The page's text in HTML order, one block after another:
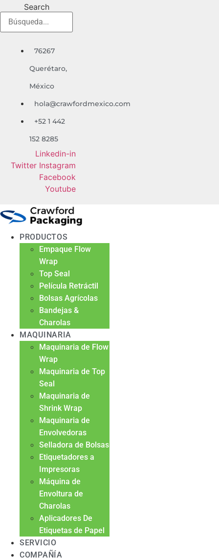
contenido
Search
76267
Querétaro,
México
hola@crawfordmexico.com
+52 1 442
152 8285
Linkedin-in
Twitter Instagram
Facebook
Youtube
PRODUCTOS
Empaque Flow
Wrap
Top Seal
Película Retráctil
Bolsas Agrícolas
Bandejas &
Charolas
MAQUINARIA
Maquinaria de Flow
Wrap
Maquinaria de Top
Seal
Maquinaria de
Shrink Wrap
Maquinaria de
Envolvedoras
Selladora de Bolsas
Etiquetadores a
Impresoras
Máquina de
Envoltura de
Charolas
Aplicadores De
Etiquetas de Papel
SERVICIO
COMPAÑÍA